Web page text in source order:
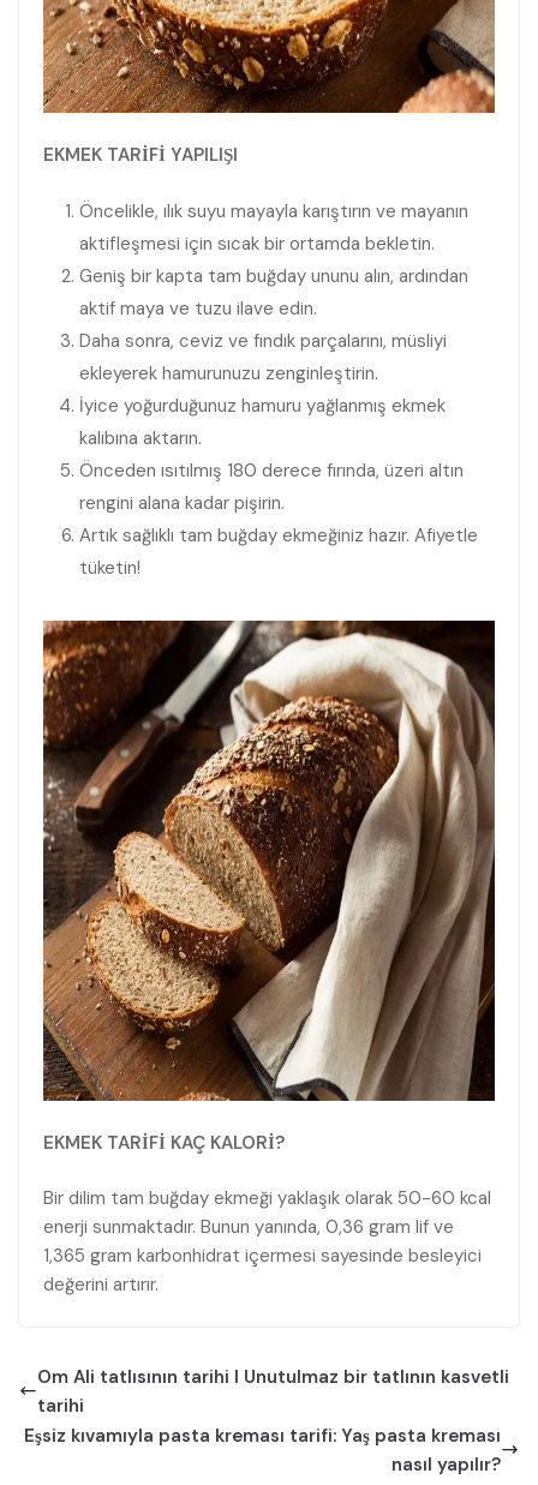
EKMEK TARİFİ YAPILIŞI
Öncelikle, ılık suyu mayayla karıştırın ve mayanın
aktifleşmesi için sıcak bir ortamda bekletin.
Geniş bir kapta tam buğday ununu alın, ardından
aktif maya ve tuzu ilave edin.
Daha sonra, ceviz ve fındık parçalarını, müsliyi
ekleyerek hamurunuzu zenginleştirin.
İyice yoğurduğunuz hamuru yağlanmış ekmek
kalıbına aktarın.
Önceden ısıtılmış 180 derece fırında, üzeri altın
rengini alana kadar pişirin.
Artık sağlıklı tam buğday ekmeğiniz hazır. Afiyetle
tüketin!
EKMEK TARİFİ KAÇ KALORİ?
Bir dilim tam buğday ekmeği yaklaşık olarak 50-60 kcal
enerji sunmaktadır. Bunun yanında, 0,36 gram lif ve
1,365 gram karbonhidrat içermesi sayesinde besleyici
değerini artırır.
Om Ali tatlısının tarihi I Unutulmaz bir tatlının kasvetli
tarihi
Eşsiz kıvamıyla pasta kreması tarifi: Yaş pasta kreması
nasıl yapılır?